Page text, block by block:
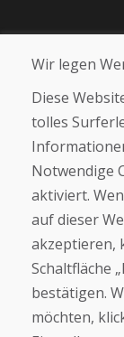
Wir legen
Diese
tolles
Notwendige
aktiviert.
auf dieser
akzeptieren,
Schaltfläche
bestätigen.
möchten,